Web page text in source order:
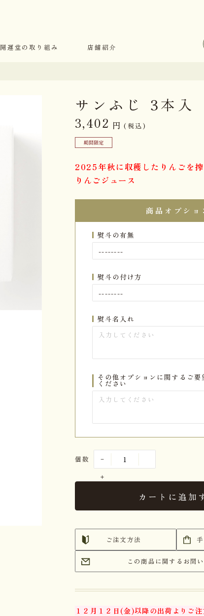
開運堂の取り組み 店舗紹介
サンふじ 3本入
3,402 円 (税込)
期間限定
2025年秋に収穫したりんごを
りんごジュース
商品オプショ
熨斗の有無
熨斗の付け方
熨斗名入れ
その他オプションに関するご
ください
個数
カートに追加
ご注文方法
この商品に関するお問
１２月１２日(金)以降の出荷よりご注